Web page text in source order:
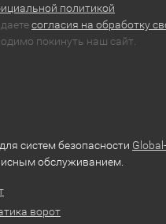
политикой
согласия на обработку
покинуть наш сайт.
систем безопасности Global-
обслуживанием.
ворот